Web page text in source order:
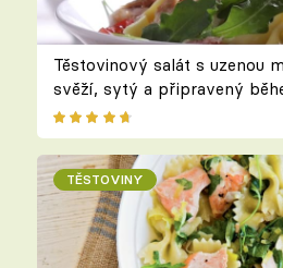
Těstovinový salát s uzenou
svěží, sytý a připravený
TĚSTOVINY